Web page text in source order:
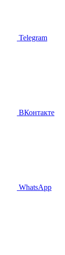
Telegram
ВКонтакте
WhatsApp